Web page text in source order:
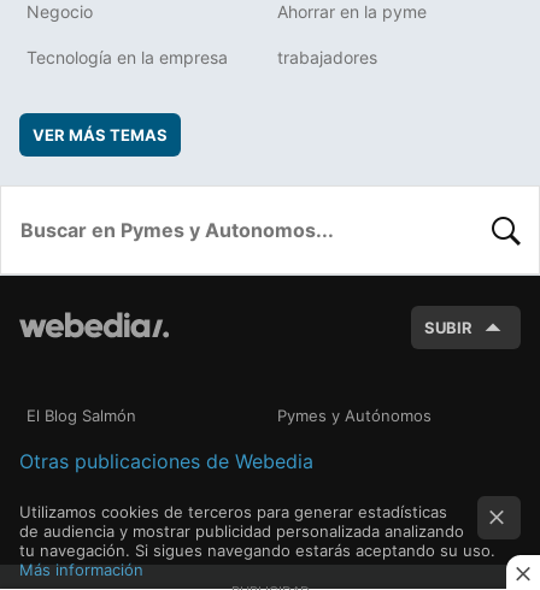
Negocio Ahorrar en la pyme
Tecnología en la empresa trabajadores
VER MÁS TEMAS
SUBIR
El Blog Salmón Pymes y Autónomos
Otras publicaciones de Webedia
Utilizamos cookies de terceros para generar estadísticas
de audiencia y mostrar publicidad personalizada analizando
tu navegación. Si sigues navegando estarás aceptando su uso.
Más información